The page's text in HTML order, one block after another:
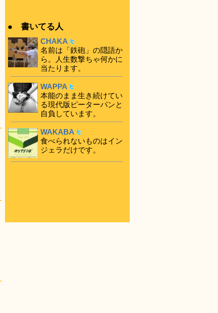
● 書いてる人
CHAKA
名前は「鉄砲」の隠語か
ら。人生数撃ちゃ何かに
当たります。
WAPPA
本能のまま生き続けてい
る現代版ピーターパンと
自負しています。
WAKABA
食べられないものはイン
ジェラだけです。